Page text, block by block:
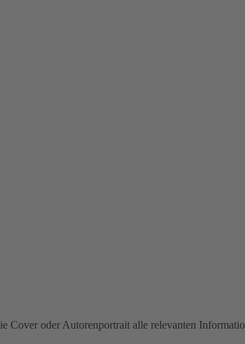
Cover oder Autorenportrait alle relevanten